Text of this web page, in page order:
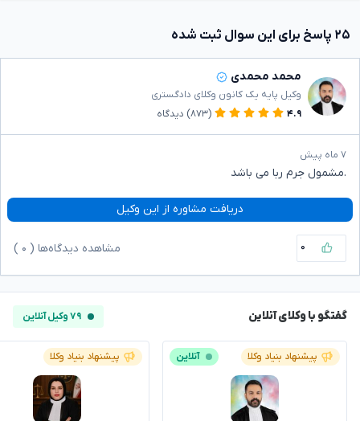
۲۵ پاسخ برای این سوال ثبت شده
محمد محمدی
وکیل پایه یک کانون وکلای دادگستری
۴.۹
(۸۷۳) دیدگاه
۷ ماه پیش
.مشمول جرم ربا می باشد
دریافت مشاوره از این وکیل
۰ مشاهده دیدگاه‌ها ( ۰
گفتگو با وکلای آنلاین ۷۹ وکیل آنلاین
پیشنهاد بنیاد وکلا آنلاین پیشنهاد بنیاد وکلا